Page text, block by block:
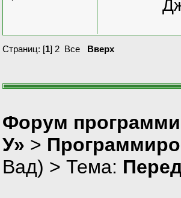
Страниц: [1] 2 Все Вверх
Форум
У» >
Вад) > Тема: